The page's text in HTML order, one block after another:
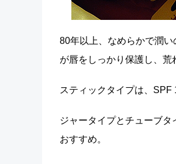
80年以上、なめらかで潤
が唇をしっかり保護し、荒
スティックタイプは、SPF
ジャータイプとチューブ
おすすめ。